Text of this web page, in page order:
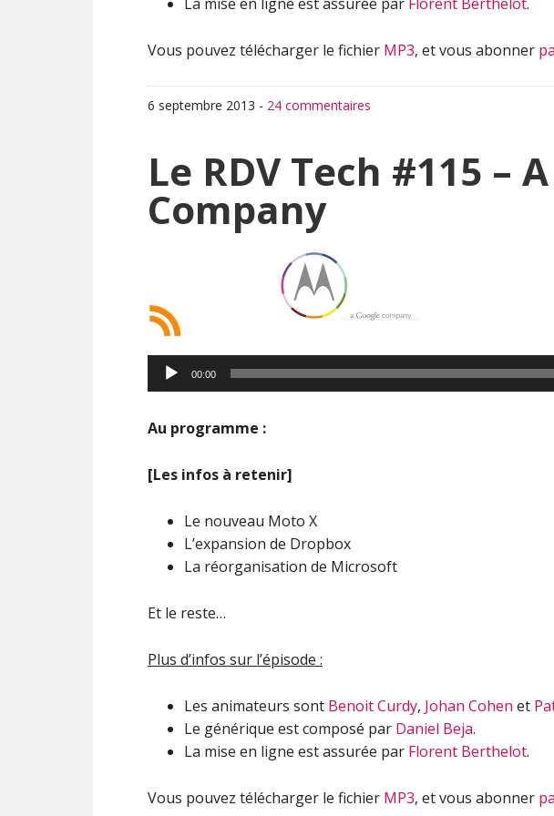
Vous pouvez télécharger le fichier MP3, et vous abonner
6 septembre 2013 - 24 commentaires
Le RDV Tech #115 –
Company
Lecteur
audio
00:00
Au programme :
[Les infos à retenir]
Le nouveau Moto X
L’expansion de Dropbox
La réorganisation de Microsoft
Et le reste…
Plus d’infos sur l’épisode :
Les animateurs sont Benoit Curdy, Johan Cohen et
Le générique est composé par Daniel Beja.
La mise en ligne est assurée par Florent Berthelot.
Vous pouvez télécharger le fichier MP3, et vous abonner